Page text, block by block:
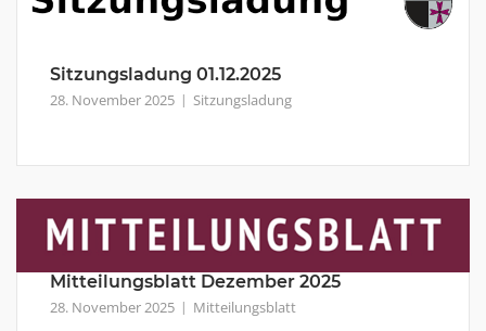
Sitzungsladung 01.12.2025
28. November 2025 Sitzungsladung
Mitteilungsblatt Dezember 2025
28. November 2025 Mitteilungsblatt